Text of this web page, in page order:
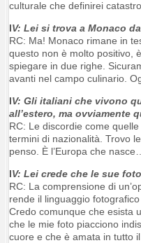
culturale che definirei
IV: Lei si trova a Monaco
RC: Ma! Monaco rimane in
questo non è molto positivo,
spiegare in due righe.
avanti nel campo culinario.
IV: Gli italiani che vivono
all’estero, ma ovviamente
RC: Le discordie come
termini di nazionalità. Trovo
penso. È l’Europa che
IV: Lei crede che le sue
RC: La comprensione di
rende il linguaggio
Credo comunque che esista
che le mie foto piacciono
cuore e che è amata in tutto il